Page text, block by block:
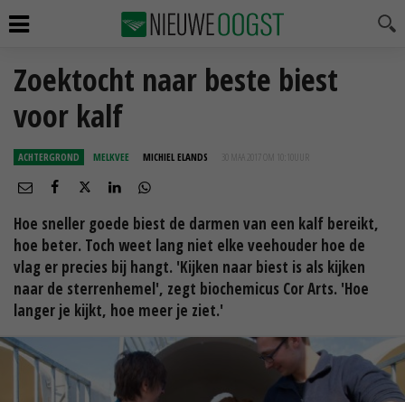
Zoektocht naar beste biest
voor kalf
ACHTERGROND MELKVEE MICHIEL ELANDS 30 MAA 2017 OM 10:10
Hoe sneller goede biest de darmen van een kalf bereikt,
hoe beter. Toch weet lang niet elke veehouder hoe de
vlag er precies bij hangt. 'Kijken naar biest is als kijken
naar de sterrenhemel', zegt biochemicus Cor Arts. 'Hoe
langer je kijkt, hoe meer je ziet.'